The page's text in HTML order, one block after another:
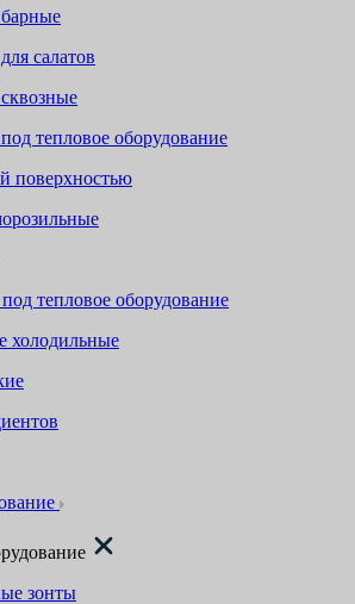
салатов
тепловое оборудование
поверхностью
тепловое оборудование
холодильные
зонты